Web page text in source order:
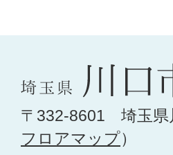
〒332-8601 埼玉県
フロアマップ）